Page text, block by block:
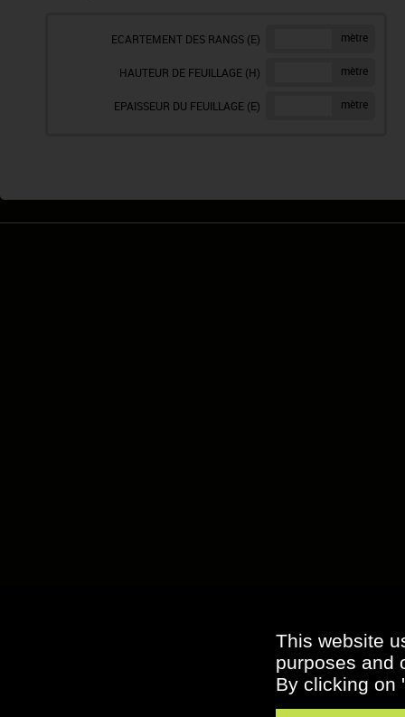
ECARTEMENT DES RANGS (E) mètre
HAUTEUR DE FEUILLAGE (H) mètre
EPAISSEUR DU FEUILLAGE (E) mètre
This website
purposes and
By clicking on